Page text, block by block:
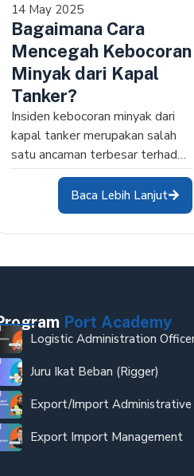
14 May 2025
Bagaimana Cara
Mencegah Kebocoran
Minyak dari Kapal
Tanker?
Insiden kebocoran minyak dari
kapal tanker merupakan salah
satu ancaman terbesar terhadap
lingkungan laut. Pencegahan…
Baca Lebih Lanjut
Port Academy
Logistic Administration
Juru Ikat Beban (Rigger)
Export/Import
Export Import Management